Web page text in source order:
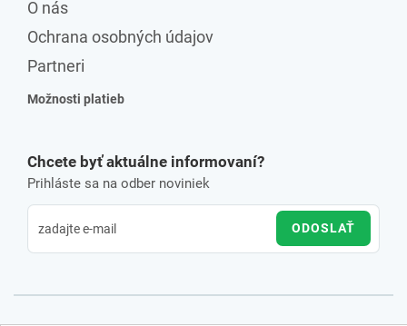
O nás
Ochrana osobných údajov
Partneri
Možnosti platieb
Chcete byť aktuálne informovaní?
Prihláste sa na odber noviniek
ODOSLAŤ